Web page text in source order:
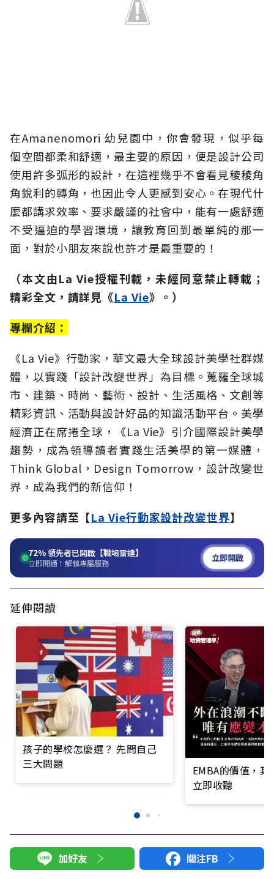
在Amanenomori 幼兒園中，你會發現，似乎每
個空間都柔和舒適，最主要的原因，便是設計公司
使用許多弧形的設計，在這裡幾乎不會看見稜稜角
角銳利的轉角，也因此令人更感到安心。在現代什
麼都講求效率、要求嚴謹的社會中，能有一處舒適
不受逼迫的學習環境，讓教育回到最單純的那一
面，對於小朋友來說也許才是最重要的！
（本文由La Vie授權刊載，未經同意禁止轉載；
精彩全文，請詳見《La Vie》。 ）
專欄介紹：
《La Vie》行動家，華文最大全球設計美學社群媒
體，以實踐「設計改變世界」為目標。蒐羅全球城
市、建築、時尚、藝術、設計、生活風格、文創等
精彩資訊、活動與設計好品的知識活動平台。美學
經濟正在席捲全球，《La Vie》引介國際設計美學
趨勢，成為領導讀者實踐生活美學的第一媒體，
Think Global，Design Tomorrow，設計改變世
界，成為我們的新信仰！
更多內容請至【La Vie行動家設計改變世界】
72%領先者已開啟【職場雷達】
立即開通！解鎖專屬服務 立即開啟
延伸閱讀
孩子的學校怎麼選？ 先問自己
三大問題
EMBA的價值，
立即收聽
加好友 關注FB